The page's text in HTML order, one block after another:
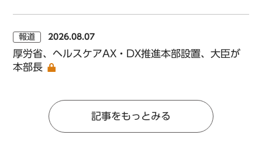
報道 2026.08.07
厚労省、ヘルスケアAX・DX推進本部設置、大臣が
本部長
記事をもっとみる